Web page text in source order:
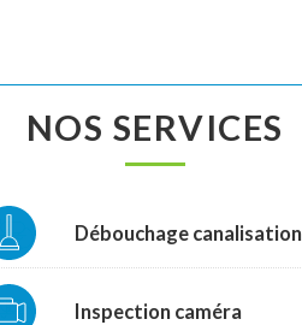
NOS SERVICES
Débouchage canalisation
Inspection caméra